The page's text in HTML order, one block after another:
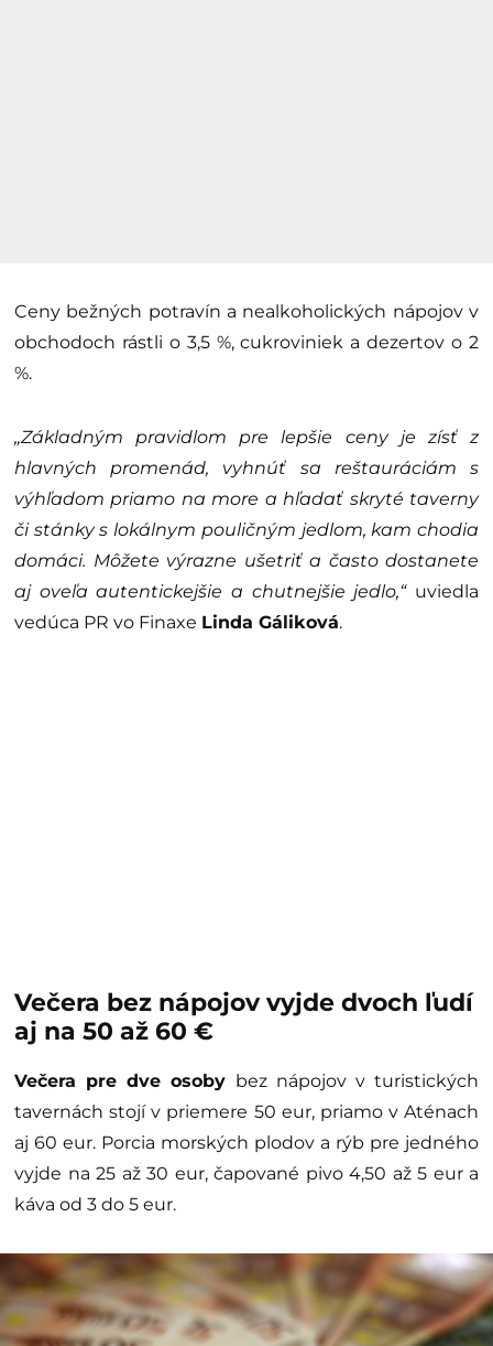
Ceny bežných potravín a nealkoholických nápojov v
obchodoch rástli o 3,5 %, cukroviniek a dezertov o 2
%.
„Základným pravidlom pre lepšie ceny je zísť z
hlavných promenád, vyhnúť sa reštauráciám s
výhľadom priamo na more a hľadať skryté taverny
či stánky s lokálnym pouličným jedlom, kam chodia
domáci. Môžete výrazne ušetriť a často dostanete
aj oveľa autentickejšie a chutnejšie jedlo,“uviedla
vedúca PR vo Finaxe Linda Gáliková.
Večera bez nápojov vyjde dvoch ľudí
aj na 50 až 60 €
Večera pre dve osoby bez nápojov v turistických
tavernách stojí v priemere 50 eur, priamo v Aténach
aj 60 eur. Porcia morských plodov a rýb pre jedného
vyjde na 25 až 30 eur, čapované pivo 4,50 až 5 eur a
káva od 3 do 5 eur.